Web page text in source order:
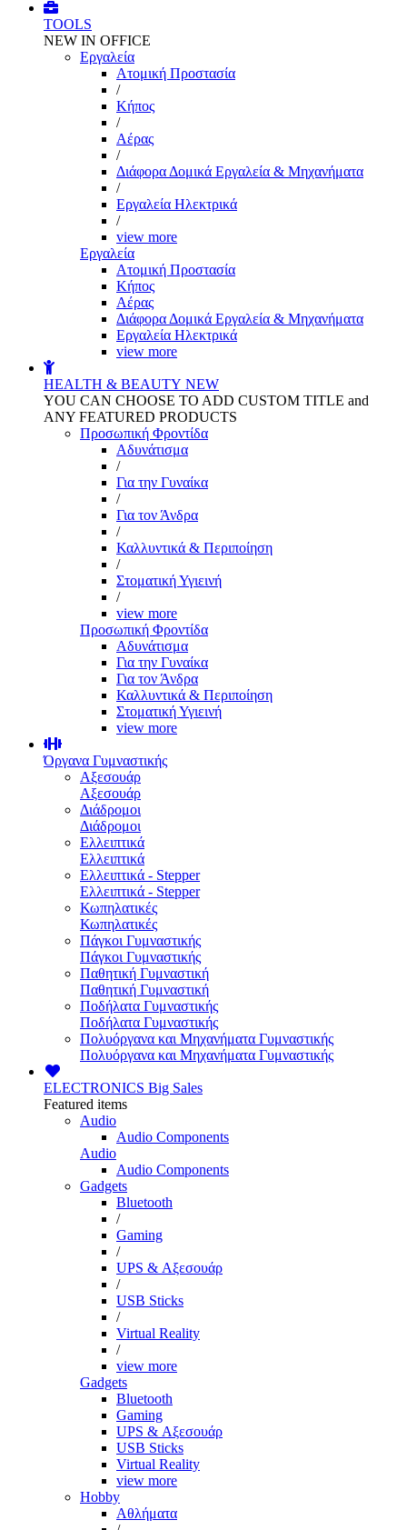
TOOLS
NEW IN OFFICE
Εργαλεία
Aτομική Προστασία
/
Kήπος
/
Αέρας
/
Διάφορα Δομικά Εργαλεία & Μηχανήματα
/
Εργαλεία Ηλεκτρικά
/
view more
Εργαλεία
Aτομική Προστασία
Kήπος
Αέρας
Διάφορα Δομικά Εργαλεία & Μηχανήματα
Εργαλεία Ηλεκτρικά
view more
HEALTH & BEAUTY NEW
YOU CAN CHOOSE TO ADD CUSTOM TITLE and
ANY FEATURED PRODUCTS
Προσωπική Φροντίδα
Αδυνάτισμα
/
Για την Γυναίκα
/
Για τον Άνδρα
/
Καλλυντικά & Περιποίηση
/
Στοματική Υγιεινή
/
view more
Προσωπική Φροντίδα
Αδυνάτισμα
Για την Γυναίκα
Για τον Άνδρα
Καλλυντικά & Περιποίηση
Στοματική Υγιεινή
view more
Όργανα Γυμναστικής
Αξεσουάρ
Αξεσουάρ
Διάδρομοι
Διάδρομοι
Ελλειπτικά
Ελλειπτικά
Ελλειπτικά - Stepper
Ελλειπτικά - Stepper
Κωπηλατικές
Κωπηλατικές
Πάγκοι Γυμναστικής
Πάγκοι Γυμναστικής
Παθητική Γυμναστική
Παθητική Γυμναστική
Ποδήλατα Γυμναστικής
Ποδήλατα Γυμναστικής
Πολυόργανα και Μηχανήματα Γυμναστικής
Πολυόργανα και Μηχανήματα Γυμναστικής
ELECTRONICS Big Sales
Featured items
Audio
Audio Components
Audio
Audio Components
Gadgets
Bluetooth
/
Gaming
/
UPS & Αξεσουάρ
/
USB Sticks
/
Virtual Reality
/
view more
Gadgets
Bluetooth
Gaming
UPS & Αξεσουάρ
USB Sticks
Virtual Reality
view more
Hobby
Αθλήματα